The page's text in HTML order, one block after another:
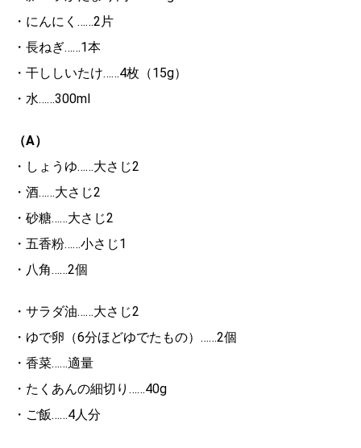
・にんにく……2片
・長ねぎ……1本
・干ししいたけ……4枚（15g）
・水……300ml
（A）
・しょうゆ……大さじ2
・酒……大さじ2
・砂糖……大さじ2
・五香粉……小さじ1
・八角……2個
・サラダ油……大さじ2
・ゆで卵（6分ほどゆでたもの）……2個
・香菜……適量
・たくあんの細切り……40g
・ご飯……4人分